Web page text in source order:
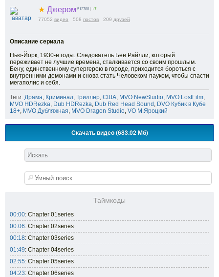
★ Джером 512788 | +7
77052 видео 508 постов 209 друзей
Описание сериала
Нью-Йорк, 1930-е годы. Следователь Бен Райлли, который
переживает не лучшие времена, сталкивается со своим прошлым.
Бену, единственному супергерою в городе, приходится бороться с
внутренними демонами и снова стать Человеком-пауком, чтобы спасти
мегаполис и себя.
Теги: Драма Криминал Триллер США MVO NewStudio MVO LostFilm
MVO HDRezka Dub HDRezka Dub Red Head Sound DVO Кубик в Кубе
18+ MVO Дубляжная MVO Dragon Studio VO М.Яроцкий
Скачать видео (683.02 Мб)
Таймкоды
00:00: Chapter 01series
00:06: Chapter 02series
00:18: Chapter 03series
01:49: Chapter 04series
02:55: Chapter 05series
04:23: Chapter 06series